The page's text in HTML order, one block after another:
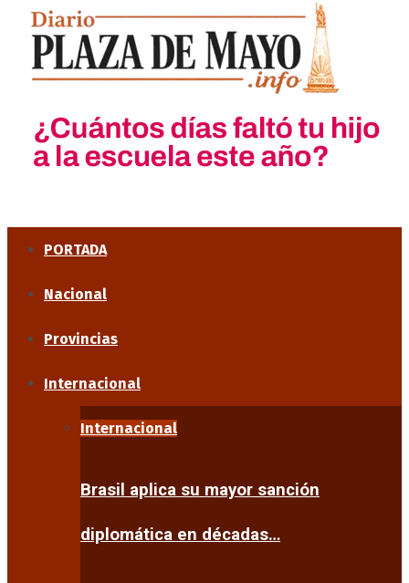
PORTADA
Nacional
Provincias
Internacional
Internacional
Brasil aplica su mayor sanción
diplomática en décadas…